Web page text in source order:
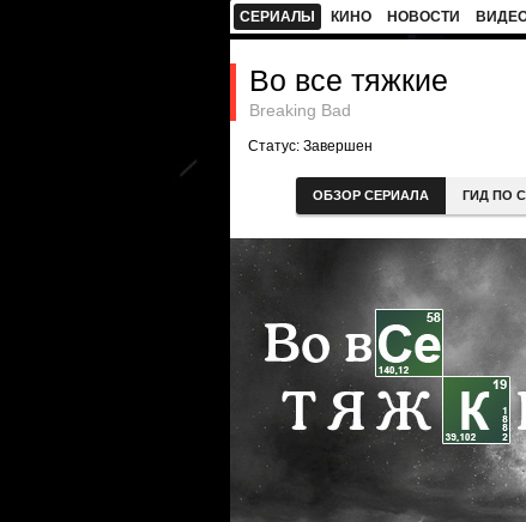
СЕРИАЛЫ КИНО НОВОСТИ
Во все тяжкие
Breaking Bad
Статус: Завершен
ОБЗОР СЕРИАЛА ГИД ПО